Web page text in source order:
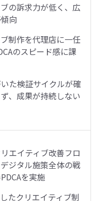
の訴求力が低く、広
向
制作を代理店に一任
のスピード感に課
た検証サイクルが確
、成果が持続しない
エイティブ改善フロ
ジタル施策全体の戦
を実施
たクリエイティブ制